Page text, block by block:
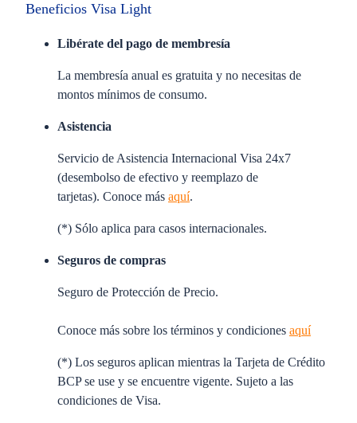
Beneficios Visa Light
Libérate del pago de membresía
La membresía anual es gratuita y no necesitas de
montos mínimos de consumo.
Asistencia
Servicio de Asistencia Internacional Visa 24x7
(desembolso de efectivo y reemplazo de
tarjetas). Conoce más aquí.
(*) Sólo aplica para casos internacionales.
Seguros de compras
Seguro de Protección de Precio.
Conoce más sobre los términos y condiciones aquí
(*) Los seguros aplican mientras la Tarjeta de Crédito
BCP se use y se encuentre vigente. Sujeto a las
condiciones de Visa.